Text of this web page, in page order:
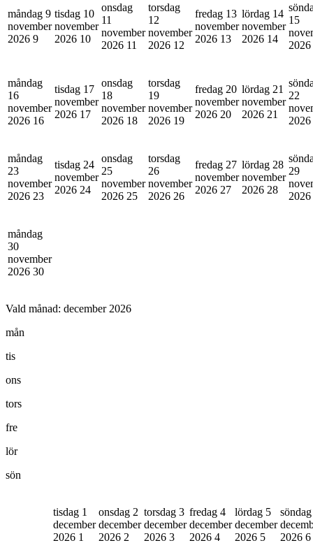
måndag 9
november
2026 9
tisdag 10
november
2026 10
onsdag
11
november
2026 11
torsdag
12
november
2026 12
fredag 13
november
2026 13
lördag 14
november
2026 14
15
2026
måndag
16
november
2026 16
tisdag 17
november
2026 17
onsdag
18
november
2026 18
torsdag
19
november
2026 19
fredag 20
november
2026 20
lördag 21
november
2026 21
22
2026
måndag
23
november
2026 23
tisdag 24
november
2026 24
onsdag
25
november
2026 25
torsdag
26
november
2026 26
fredag 27
november
2026 27
lördag 28
november
2026 28
29
2026
måndag
30
november
2026 30
Vald månad: december 2026
mån
tis
ons
tors
fre
lör
sön
tisdag 1
december
2026 1
onsdag 2
december
2026 2
torsdag 3
december
2026 3
fredag 4
december
2026 4
lördag 5
december
2026 5
2026 6